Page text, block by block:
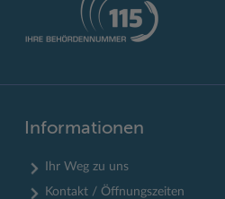
Informationen
Ihr Weg zu uns
Kontakt / Öffnungszeiten